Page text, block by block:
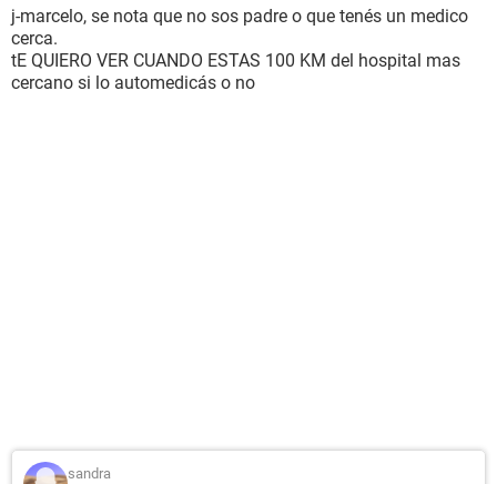
j-marcelo, se nota que no sos padre o que tenés un medico
cerca.
tE QUIERO VER CUANDO ESTAS 100 KM del hospital mas
cercano si lo automedicás o no
sandra